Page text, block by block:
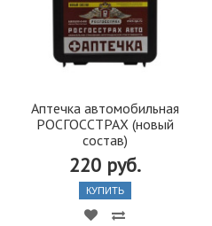
Аптечка автомобильная
РОСГОССТРАХ (новый
состав)
220 руб.
КУПИТЬ